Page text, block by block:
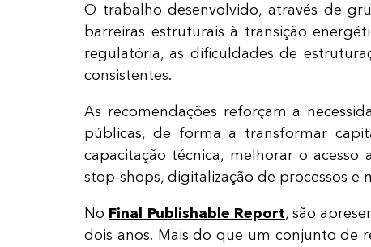
O trabalho desenvolvido, através de
barreiras estruturais à transição
regulatória, as dificuldades de
consistentes.
As recomendações reforçam a
públicas, de forma a transformar
capacitação técnica, melhorar o
stop-shops, digitalização de processos e
No Final Publishable Report, são
dois anos. Mais do que um conjunto de